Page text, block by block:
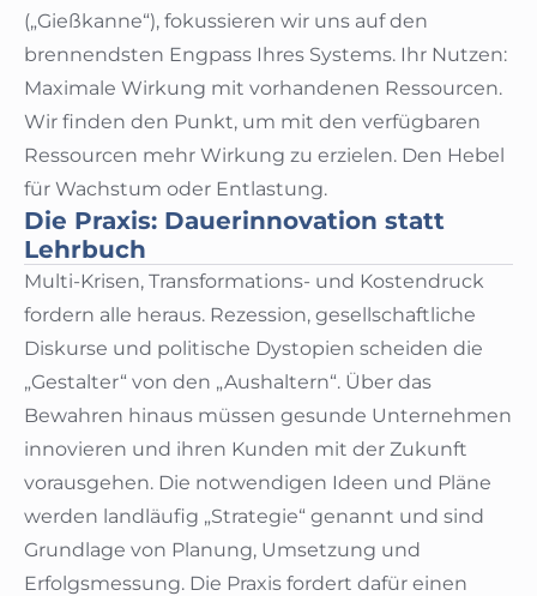
(„Gießkanne“), fokussieren wir uns auf den
brennendsten Engpass Ihres Systems. Ihr Nutzen:
Maximale Wirkung mit vorhandenen Ressourcen.
Wir finden den Punkt, um mit den verfügbaren
Ressourcen mehr Wirkung zu erzielen. Den Hebel
für Wachstum oder Entlastung.
Die Praxis: Dauerinnovation statt
Lehrbuch
Multi-Krisen, Transformations- und Kostendruck
fordern alle heraus. Rezession, gesellschaftliche
Diskurse und politische Dystopien scheiden die
„Gestalter“ von den „Aushaltern“. Über das
Bewahren hinaus müssen gesunde Unternehmen
innovieren und ihren Kunden mit der Zukunft
vorausgehen. Die notwendigen Ideen und Pläne
werden landläufig „Strategie“ genannt und sind
Grundlage von Planung, Umsetzung und
Erfolgsmessung. Die Praxis fordert dafür einen